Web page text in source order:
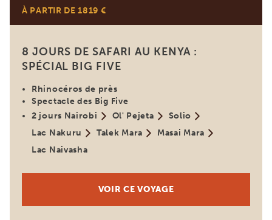
À PARTIR DE 1819 €
8 JOURS DE SAFARI AU KENYA :
SPÉCIAL BIG FIVE
Rhinocéros de près
Spectacle des Big Five
2 jours Nairobi
Ol' Pejeta
Solio
Lac Nakuru
Talek Mara
Masai Mara
Lac Naivasha
VOIR CE VOYAGE